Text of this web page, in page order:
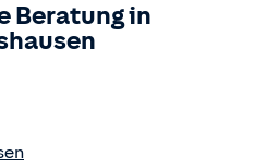
Beratung in